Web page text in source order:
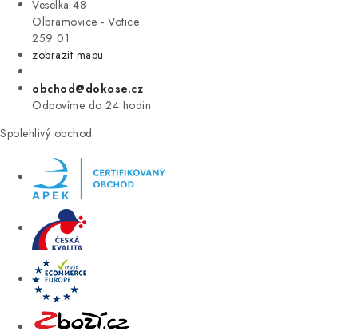
Veselka 48
Olbramovice - Votice
259 01
zobrazit mapu
obchod@dokose.cz
Odpovíme do 24 hodin
Spolehlivý obchod
VÝPRODEJ
ZNAČKY
Úvod Kontakt Blog
Moje objednávka